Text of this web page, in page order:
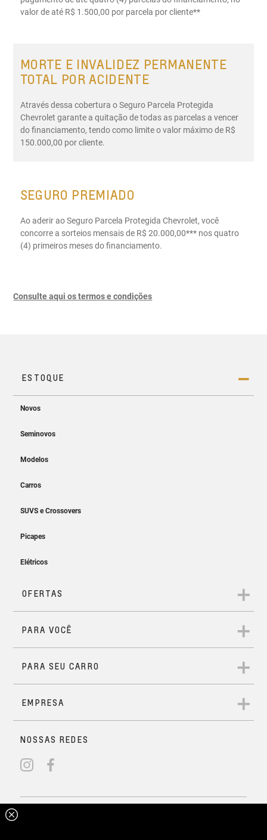
valor de até R$ 1.500,00 por parcela por cliente**
MORTE E INVALIDEZ PERMANENTE
TOTAL POR ACIDENTE
Através dessa cobertura o Seguro Parcela Protegida
Chevrolet garante a quitação de todas as parcelas a vencer
do financiamento, tendo como limite o valor máximo de R$
150.000,00 por cliente.
SEGURO PREMIADO
Ao aderir ao Seguro Parcela Protegida Chevrolet, você
concorre a sorteios mensais de R$ 20.000,00*** nos quatro
(4) primeiros meses do financiamento.
Consulte aqui os termos e condições